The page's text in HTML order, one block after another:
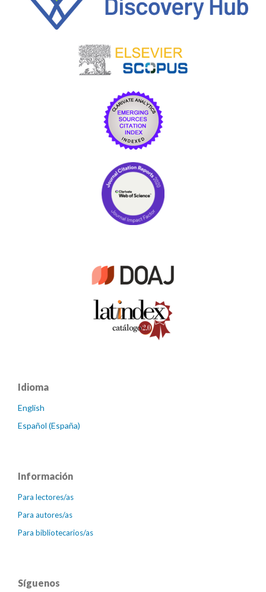
Idioma
English
Español (España)
Información
Para lectores/as
Para autores/as
Para bibliotecarios/as
Síguenos